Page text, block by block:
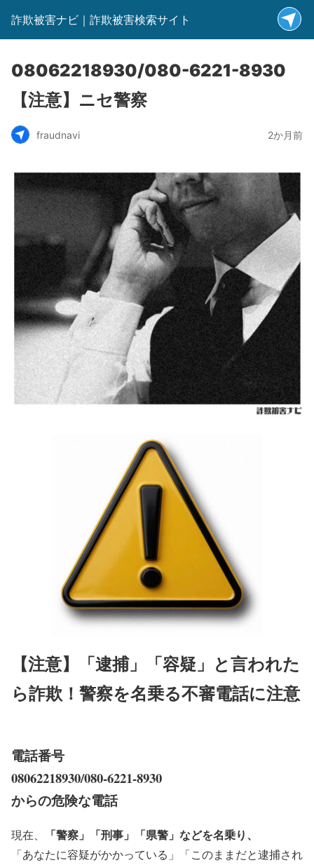
詐欺被害ナビ｜詐欺被害検索サイト
08062218930/080-6221-8930
【注意】ニセ警察
fraudnavi 2か月前
【注意】「逮捕」「容疑」と言われた
ら詐欺！警察を名乗る不審電話に注意
電話番号
08062218930/080-6221-8930
からの危険な電話
現在、 「警察」「刑事」「県警」などを名乗り、
「あなたに容疑がかかっている」「このままだと逮捕され